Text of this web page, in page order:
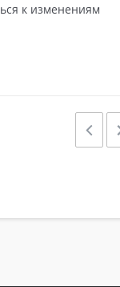
к изменениям